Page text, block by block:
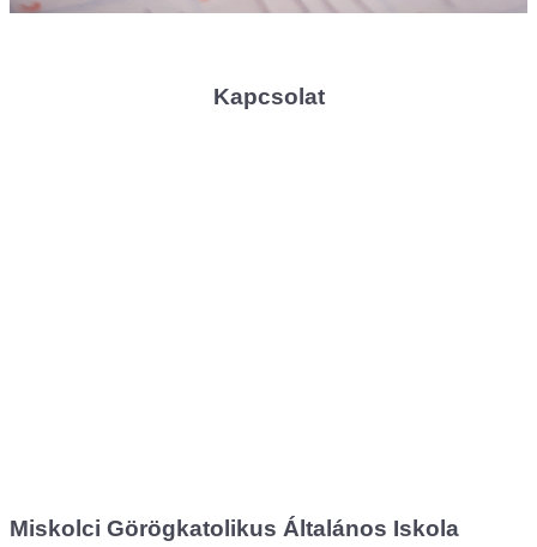
Kapcsolat
Miskolci Görögkatolikus Általános Iskola